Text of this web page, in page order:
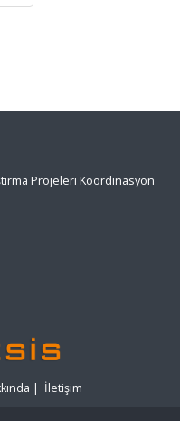
Projeleri Koordinasyon
| İletişim